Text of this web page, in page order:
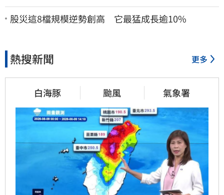
安償還2022政治利息
股災這8檔規模逆勢創高 它最猛成長逾10%
熱搜新聞 更多
白海豚 颱風 氣象署